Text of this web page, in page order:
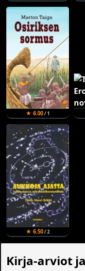
★ 6.00/ 1
★ 6.50/ 2
Kirja-arviot